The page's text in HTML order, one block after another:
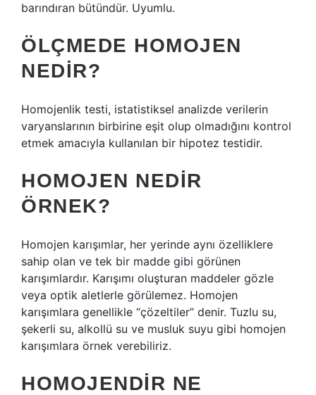
barındıran bütündür. Uyumlu.
ÖLÇMEDE HOMOJEN
NEDIR?
Homojenlik testi, istatistiksel analizde verilerin
varyanslarının birbirine eşit olup olmadığını kontrol
etmek amacıyla kullanılan bir hipotez testidir.
HOMOJEN NEDIR
ÖRNEK?
Homojen karışımlar, her yerinde aynı özelliklere
sahip olan ve tek bir madde gibi görünen
karışımlardır. Karışımı oluşturan maddeler gözle
veya optik aletlerle görülemez. Homojen
karışımlara genellikle “çözeltiler” denir. Tuzlu su,
şekerli su, alkollü su ve musluk suyu gibi homojen
karışımlara örnek verebiliriz.
HOMOJENDIR NE